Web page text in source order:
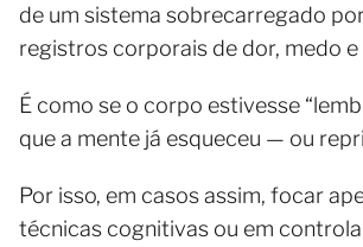
de um sistema sobrecarregado
registros corporais de dor, medo e
É como se o corpo estivesse
que a mente já esqueceu — ou
Por isso, em casos assim, focar
técnicas cognitivas ou em